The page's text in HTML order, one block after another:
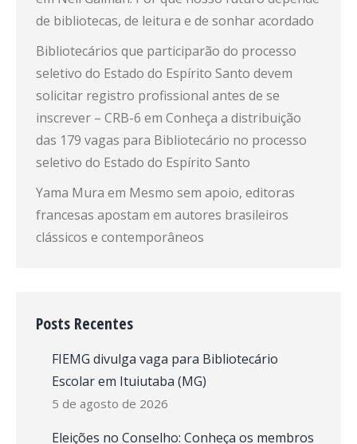
de bibliotecas, de leitura e de sonhar acordado
Bibliotecários que participarão do processo
seletivo do Estado do Espírito Santo devem
solicitar registro profissional antes de se
inscrever – CRB-6 em Conheça a distribuição
das 179 vagas para Bibliotecário no processo
seletivo do Estado do Espírito Santo
Yama Mura em Mesmo sem apoio, editoras
francesas apostam em autores brasileiros
clássicos e contemporâneos
Posts Recentes
FIEMG divulga vaga para Bibliotecário
Escolar em Ituiutaba (MG)
5 de agosto de 2026
Eleições no Conselho: Conheça os membros